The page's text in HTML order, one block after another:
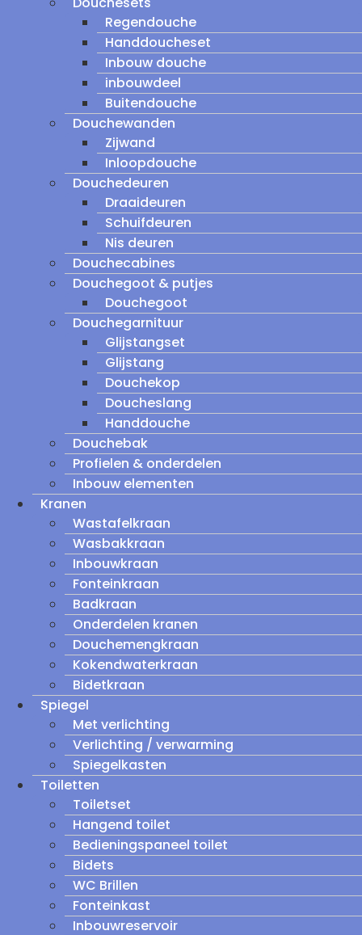
Regendouche
Handdoucheset
Inbouw douche
inbouwdeel
Buitendouche
Douchewanden
Zijwand
Inloopdouche
Douchedeuren
Draaideuren
Schuifdeuren
Nis deuren
Douchecabines
Douchegoot & putjes
Douchegoot
Douchegarnituur
Glijstangset
Glijstang
Douchekop
Doucheslang
Handdouche
Douchebak
Profielen & onderdelen
Inbouw elementen
Kranen
Wastafelkraan
Wasbakkraan
Inbouwkraan
Fonteinkraan
Badkraan
Onderdelen kranen
Douchemengkraan
Kokendwaterkraan
Bidetkraan
Spiegel
Met verlichting
Verlichting / verwarming
Spiegelkasten
Toiletten
Toiletset
Hangend toilet
Bedieningspaneel toilet
Bidets
WC Brillen
Fonteinkast
Inbouwreservoir